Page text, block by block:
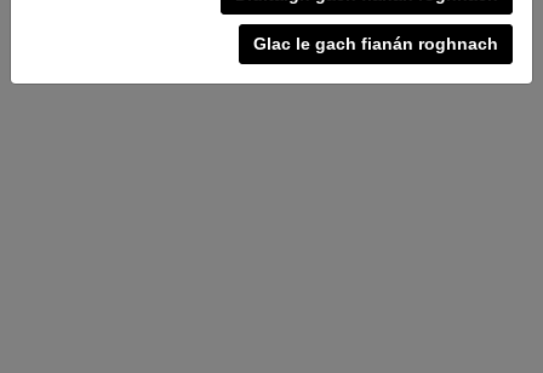
Glac le gach fianán roghnach